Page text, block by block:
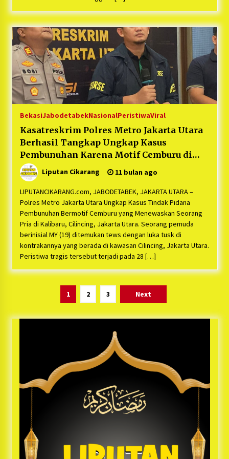
BekasiJabodetabekNasionalPeristiwaViral
Kasatreskrim Polres Metro Jakarta Utara
Berhasil Tangkap Ungkap Kasus
Pembunuhan Karena Motif Cemburu di
Cilincing Jakarta Utara, Kapolres Kombes
Pol Erick : “Pelaku Cemburu Buta”
Liputan Cikarang 11 bulan ago
LIPUTANCIKARANG.com, JABODETABEK, JAKARTA UTARA –
Polres Metro Jakarta Utara Ungkap Kasus Tindak Pidana
Pembunuhan Bermotif Cemburu yang Menewaskan Seorang
Pria di Kalibaru, Cilincing, Jakarta Utara. Seorang pemuda
berinisial MY (19) ditemukan tews dengan luka tusk di
kontrakannya yang berada di kawasan Cilincing, Jakarta Utara.
Peristiwa tragis tersebut terjadi pada 28 […]
1 2 3 Next